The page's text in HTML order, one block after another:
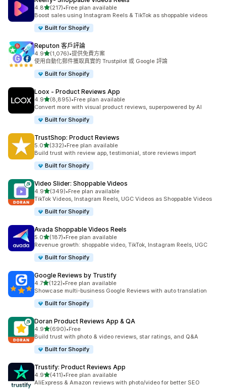
4.8滿分 5 顆星
(217)
共有 217 則評價
•Free plan available
Boost sales using Instagram Reels & TikTok as shoppable videos
Built for Shopify
Reputon 客戶評論
4.9滿分 5 顆星
(1,076)
共有 1076 則評價
•提供免費方案
使用自動化郵件獲取真實的 Trustpilot 或 Google 評論
Built for Shopify
Loox ‑ Product Reviews App
4.9滿分 5 顆星
(8,895)
共有 8895 則評價
•Free plan available
Convert more with visual product reviews, superpowered by AI
Built for Shopify
TrustShop: Product Reviews
5.0滿分 5 顆星
(332)
共有 332 則評價
•Free plan available
Build trust with review app, testimonial, store reviews import
Built for Shopify
Video Slider: Shoppable Videos
4.9滿分 5 顆星
(349)
共有 349 則評價
•Free plan available
TikTok Videos, Instagram Reels, UGC Videos as Shoppable Videos
Built for Shopify
Avada Shoppable Videos Reels
5.0滿分 5 顆星
(187)
共有 187 則評價
•Free plan available
Revenue growth: shoppable video, TikTok, Instagram Reels, UGC
Built for Shopify
Google Reviews by Trustify
4.7滿分 5 顆星
(122)
共有 122 則評價
•Free plan available
Showcase multi-business Google Reviews with auto translation
Built for Shopify
Doran Product Reviews App & QA
4.9滿分 5 顆星
(690)
共有 690 則評價
•Free
Build trust with photo & video reviews, star ratings, and Q&A
Built for Shopify
Trustify: Product Reviews App
4.9滿分 5 顆星
(411)
共有 411 則評價
•Free plan available
AliExpress & Amazon reviews with photo/video for better SEO